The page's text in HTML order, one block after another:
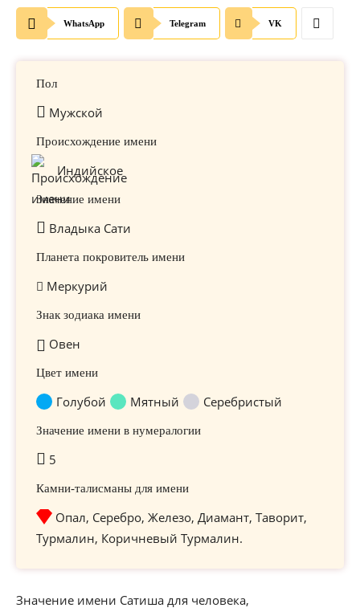
WhatsApp Telegram VK
Пол
Мужской
Происхождение имени
Индийское
Значение имени
Владыка Сати
Планета покровитель имени
Меркурий
Знак зодиака имени
Овен
Цвет имени
Голубой Мятный Серебристый
Значение имени в нумералогии
5
Камни-талисманы для имени
Опал, Серебро, Железо, Диамант, Таворит,
Турмалин, Коричневый Турмалин.
Значение имени Сатиша для человека,